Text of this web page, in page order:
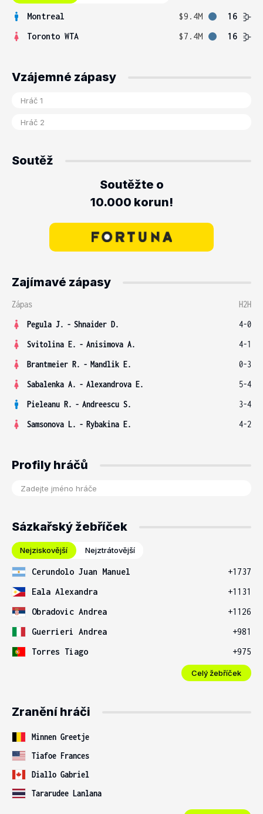
Montreal $9.4M
16
Toronto WTA
$7.4M 16
Vzájemné zápasy
Soutěž
Soutěžte o
10.000 korun!
Zajímavé zápasy
Zápas
H2H
Pegula J. - Shnaider D.
4-0
Svitolina E. - Anisimova A.
4-1
Brantmeier R. - Mandlik E.
0-3
Sabalenka A. - Alexandrova E.
5-4
Pieleanu R. - Andreescu S.
3-4
Samsonova L. - Rybakina E. 4-2
Profily hráčů
Sázkařský žebříček
Nejziskovější Nejztrátovější
Cerundolo Juan Manuel
+1737
Eala Alexandra
+1131
Obradovic Andrea
+1126
Guerrieri Andrea
+981
Torres Tiago
+975
Celý žebříček
Zranění hráči
Minnen Greetje
Tiafoe Frances
Diallo Gabriel
Tararudee Lanlana